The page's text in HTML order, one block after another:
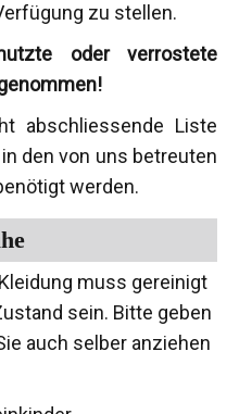
zu stellen.
oder verrostete
abschliessende Liste
den von uns betreuten
werden.
muss gereinigt
sein. Bitte geben
auch selber anziehen